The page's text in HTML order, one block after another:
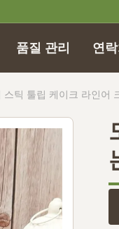
품질 관리 연락
스틱 툴립 케이크 라인어